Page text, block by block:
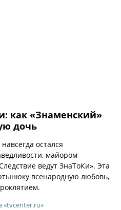
как «Знаменский»
дочь
остался
майором
ведут ЗнаТоКи». Эта
всенародную любовь,
«tvcenter.ru»